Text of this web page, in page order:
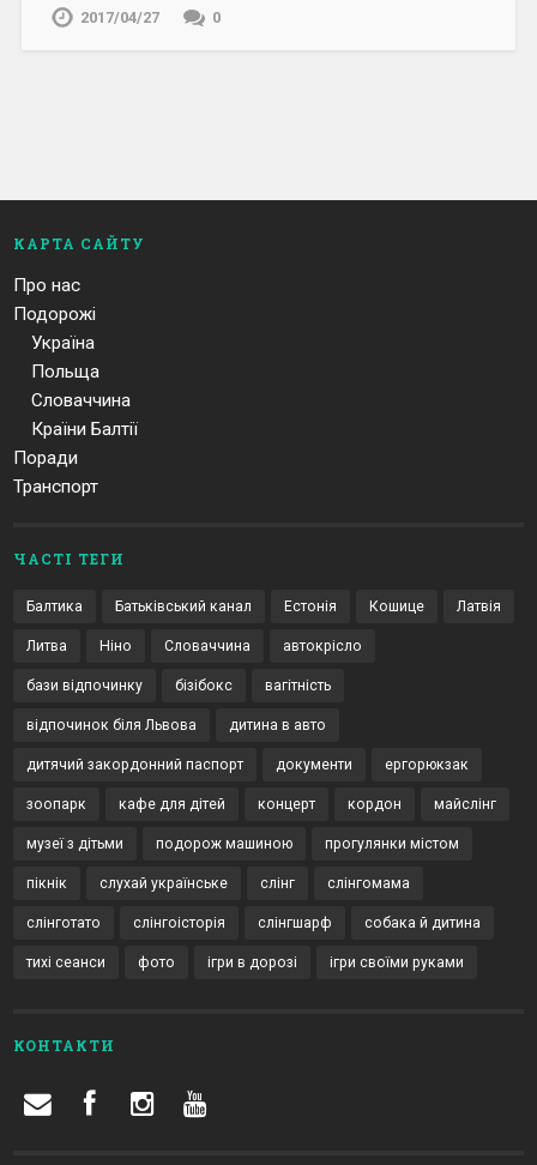
2017/04/27 0
КАРТА САЙТУ
Про нас
Подорожі
Україна
Польща
Словаччина
Країни Балтії
Поради
Транспорт
ЧАСТІ ТЕГИ
Балтика Батьківський канал Естонія Кошице Латвія
Литва Ніно Словаччина автокрісло
бази відпочинку бізібокс вагітність
відпочинок біля Львова дитина в авто
дитячий закордонний паспорт документи ергорюкзак
зоопарк кафе для дітей концерт кордон майслінг
музеї з дітьми подорож машиною прогулянки містом
пікнік слухай українське слінг слінгомама
слінготато слінгоісторія слінгшарф собака й дитина
тихі сеанси фото ігри в дорозі ігри своїми руками
КОНТАКТИ